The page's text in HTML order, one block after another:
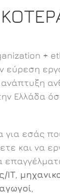
+
εύρεση
Ελλάδα
για εσάς
και να
ΙΤ,
,